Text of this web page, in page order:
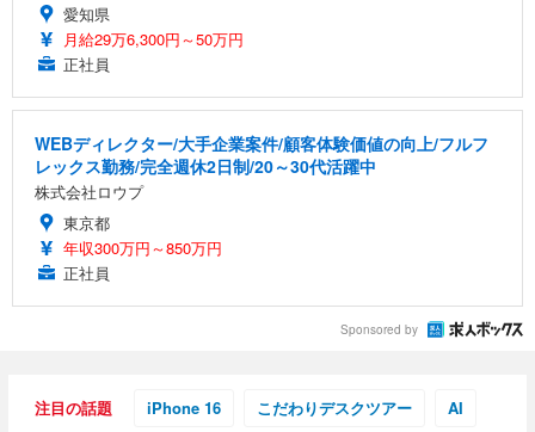
愛知県
月給29万6,300円～50万円
正社員
WEBディレクター/大手企業案件/顧客体験価値の向上/フルフ
レックス勤務/完全週休2日制/20～30代活躍中
株式会社ロウプ
東京都
年収300万円～850万円
正社員
Sponsored by
注目の話題 iPhone 16 こだわりデスクツアー AI